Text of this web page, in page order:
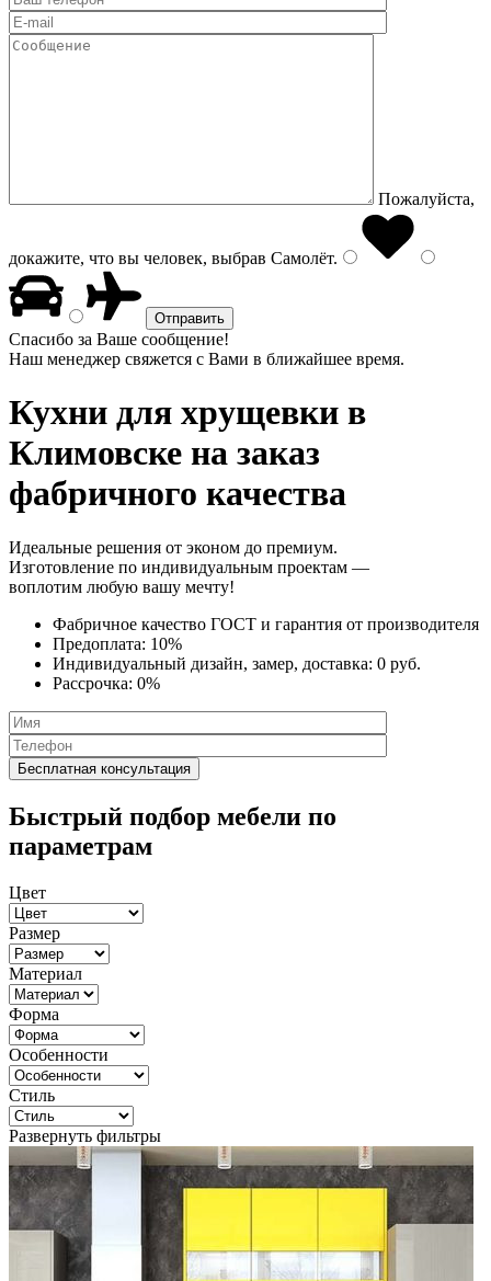
Пожалуйста,
докажите, что вы человек, выбрав Самолёт.
Спасибо за Ваше сообщение!
Наш менеджер свяжется с Вами в ближайшее время.
Кухни для хрущевки в
Климовске на заказ
фабричного качества
Идеальные решения от эконом до премиум.
Изготовление по индивидуальным проектам —
воплотим любую вашу мечту!
Фабричное качество ГОСТ и гарантия от производителя
Предоплата: 10%
Индивидуальный дизайн, замер, доставка: 0 руб.
Рассрочка: 0%
Быстрый подбор мебели по
параметрам
Цвет
Размер
Материал
Форма
Особенности
Стиль
Развернуть фильтры